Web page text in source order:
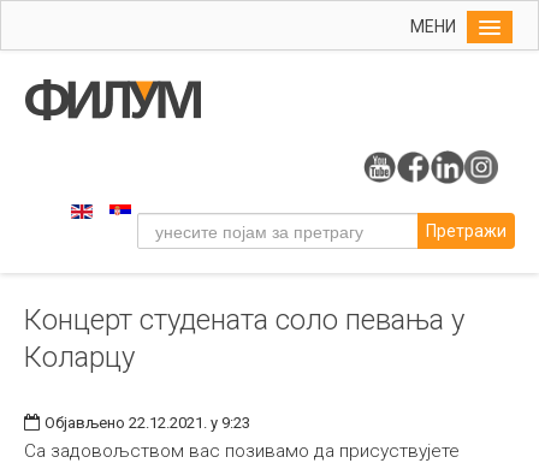
МЕНИ
Упис
Уметност
Музичка уметност
Примењена и ликовна уметност
Издаваштво
Претражи
Концерт студената соло певања у
Коларцу
Објављено 22.12.2021. у 9:23
Са задовољством вас позивамо да присуствујете